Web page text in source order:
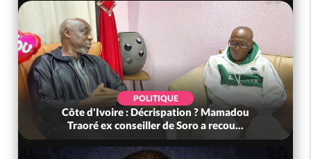
POLITIQUE
Côte d'Ivoire : Décrispation ? Mamadou
Traoré ex conseiller de Soro a recou...